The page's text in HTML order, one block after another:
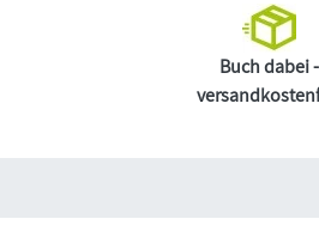
Buch dabei -